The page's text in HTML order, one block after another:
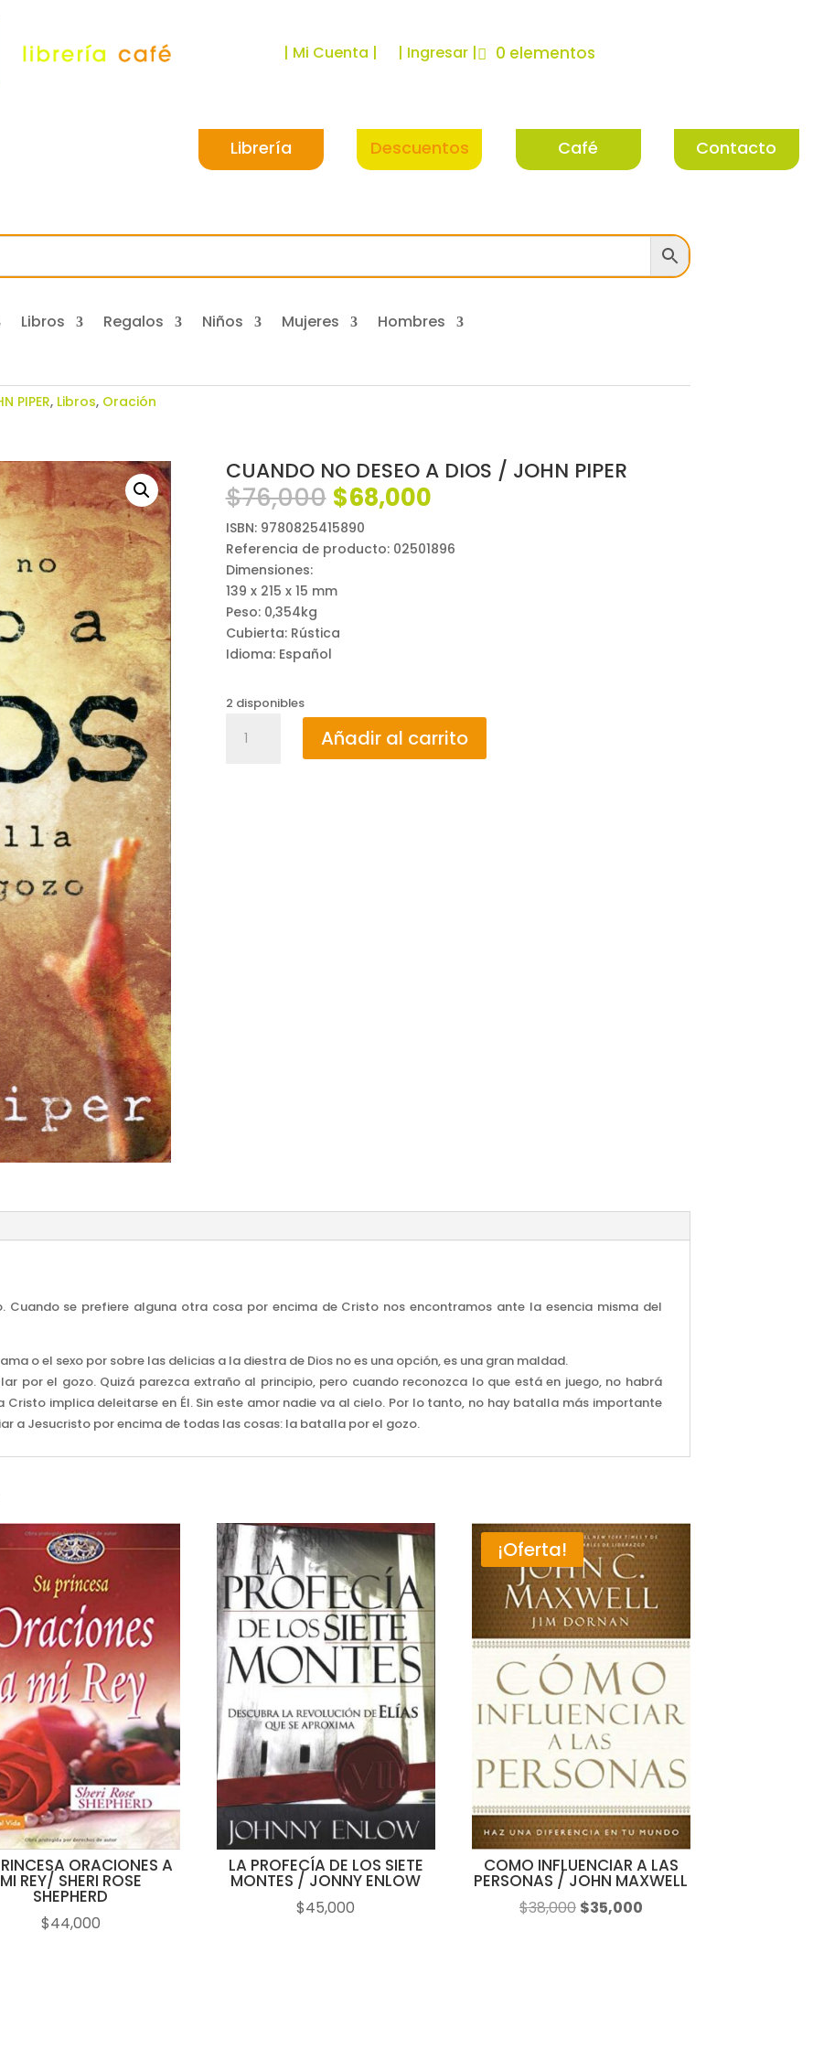
| Mi Cuenta | | Ingresar | 0 elementos
Librería Descuentos Café Contacto
Libros Regalos Niños Mujeres Hombres
PIPER, Libros, Oración
CUANDO NO DESEO A DIOS / JOHN PIPER
$76,000 El
precio
original
era:
$76,000.
$68,000El
actual
es:
ISBN: 9780825415890
Referencia de producto: 02501896
Dimensiones:
139 x 215 x 15 mm
Peso: 0,354kg
Cubierta: Rústica
Idioma: Español
2 disponibles
Añadir al carrito
se prefiere alguna otra cosa por encima de Cristo nos encontramos ante la esencia misma del
o el sexo por sobre las delicias a la diestra de Dios no es una opción, es una gran maldad.
por el gozo. Quizá parezca extraño al principio, pero cuando reconozca lo que está en juego, no habrá
implica deleitarse en Él. Sin este amor nadie va al cielo. Por lo tanto, no hay batalla más importante
a Jesucristo por encima de todas las cosas: la batalla por el gozo.
ORACIONES A
MI REY/ SHERI ROSE
SHEPHERD
$44,000
LA PROFECÍA DE LOS SIETE
MONTES / JONNY ENLOW
$45,000
¡Oferta!
COMO INFLUENCIAR A LAS
PERSONAS / JOHN MAXWELL
$38,000 El
$35,000El